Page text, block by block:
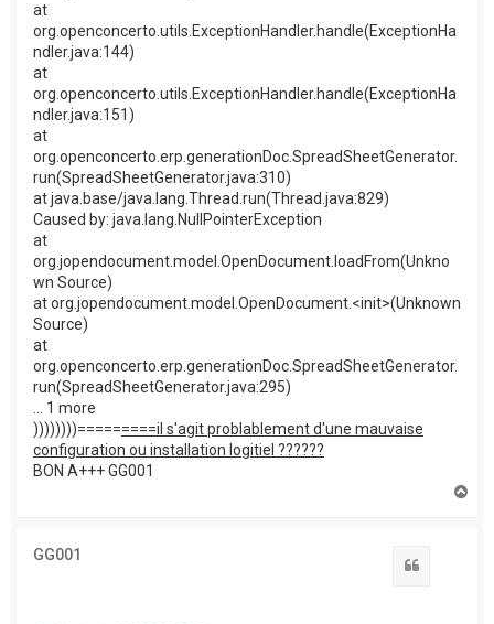
at
org.openconcerto.utils.ExceptionHandler.handle(ExceptionHa
ndler.java:144)
at
org.openconcerto.utils.ExceptionHandler.handle(ExceptionHa
ndler.java:151)
at
org.openconcerto.erp.generationDoc.SpreadSheetGenerator.
run(SpreadSheetGenerator.java:310)
at java.base/java.lang.Thread.run(Thread.java:829)
Caused by: java.lang.NullPointerException
at
org.jopendocument.model.OpenDocument.loadFrom(Unkno
wn Source)
at org.jopendocument.model.OpenDocument.<init>(Unknown
Source)
at
org.openconcerto.erp.generationDoc.SpreadSheetGenerator.
run(SpreadSheetGenerator.java:295)
... 1 more
))))))))=========il s'agit problablement d'une mauvaise
configuration ou installation logitiel ??????
BON A+++ GG001
GG001